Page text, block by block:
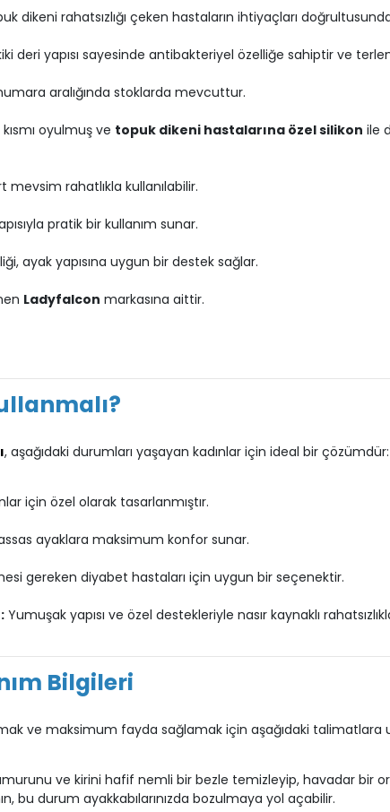
dikeni rahatsızlığı çeken hastaların ihtiyaçları
deri yapısı sayesinde antibakteriyel özelliğe sahiptir ve
aralığında stoklarda mevcuttur.
oyulmuş ve topuk dikeni hastalarına özel silikon ile
rahatlıkla kullanılabilir.
pratik bir kullanım sunar.
ayak yapısına uygun bir destek sağlar.
Ladyfalcon markasına aittir.
, aşağıdaki durumları yaşayan kadınlar için ideal bir çözümdür:
için özel olarak tasarlanmıştır.
ayaklara maksimum konfor sunar.
gereken diyabet hastaları için uygun bir seçenektir.
Yumuşak yapısı ve özel destekleriyle nasır kaynaklı
Bilgileri
ve maksimum fayda sağlamak için aşağıdaki talimatlara
ve kirini hafif nemli bir bezle temizleyip, havadar bir
bu durum ayakkabılarınızda bozulmaya yol açabilir.